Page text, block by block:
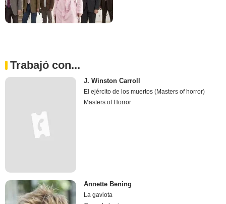
Trabajó con...
J. Winston Carroll
El ejército de los muertos (Masters of horror)
Masters of Horror
Annette Bening
La gaviota